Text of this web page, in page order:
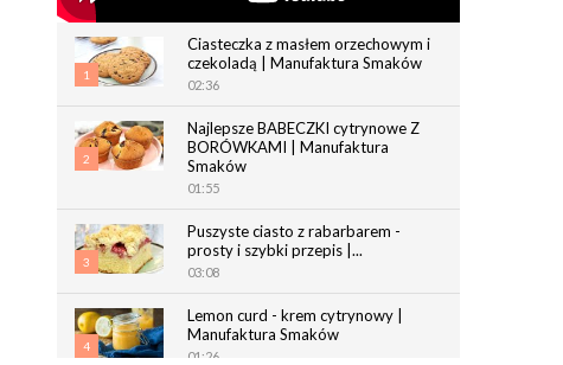
1
Ciasteczka z masłem orzechowym i
czekoladą | Manufaktura Smaków
02:36
2
Najlepsze BABECZKI cytrynowe Z
BORÓWKAMI | Manufaktura
Smaków
01:55
3
Puszyste ciasto z rabarbarem -
prosty i szybki przepis |...
03:08
4
Lemon curd - krem cytrynowy |
Manufaktura Smaków
01:26